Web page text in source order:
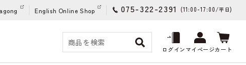
English Online Shop 075-322-2391 (11:00-17:00/平日)
ログインマイページカート